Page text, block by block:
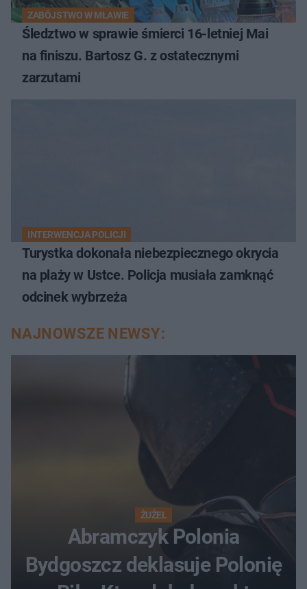
ZABÓJSTWO W MŁAWIE
Śledztwo w sprawie śmierci 16-letniej Mai
na finiszu. Bartosz G. z ostatecznymi
zarzutami
INTERWENCJA POLICJI
Turystka dokonała niebezpiecznego okrycia
na plaży w Ustce. Policja musiała zamknąć
odcinek wybrzeża
NAJNOWSZE NEWSY:
ŻUŻEL
Abramczyk Polonia
Bydgoszcz deklasuje Polonię